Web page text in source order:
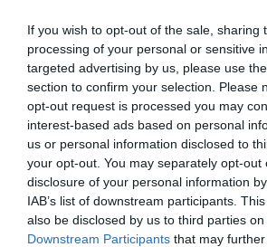
If you wish to opt-out of the sale, sharing
processing of your personal or sensitive
targeted advertising by us, please use
section to confirm your selection. Please
opt-out request is processed you may
interest-based ads based on personal
us or personal information disclosed to
your opt-out. You may separately opt-out
disclosure of your personal information
IAB’s list of downstream participants.
also be disclosed by us to third parties on
Downstream Participants that may